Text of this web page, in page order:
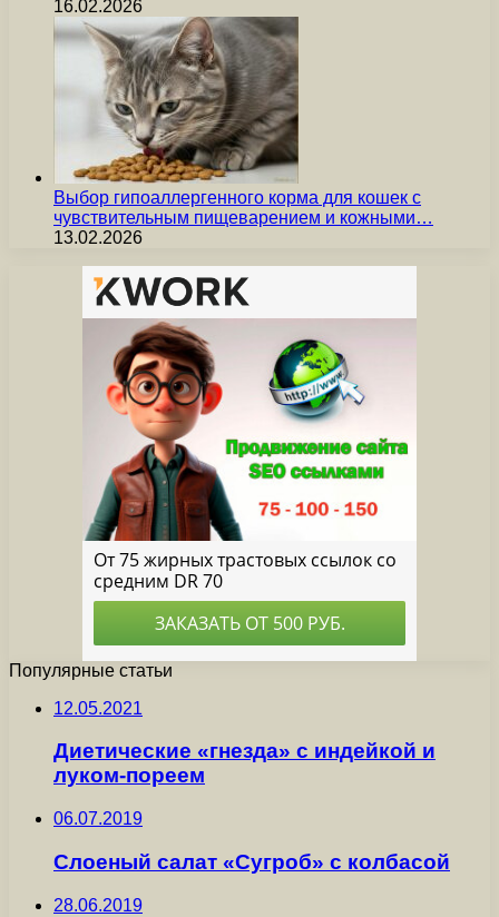
16.02.2026
Выбор гипоаллергенного корма для кошек с
чувствительным пищеварением и кожными…
13.02.2026
Популярные статьи
12.05.2021
Диетические «гнезда» с индейкой и
луком-пореем
06.07.2019
Слоеный салат «Сугроб» с колбасой
28.06.2019